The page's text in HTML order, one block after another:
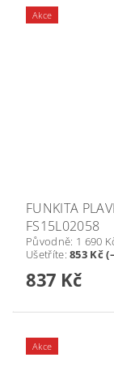
Akce
FUNKITA
FS15L02058
Původně: 1 690
Ušetříte:853 Kč
837 Kč
Akce